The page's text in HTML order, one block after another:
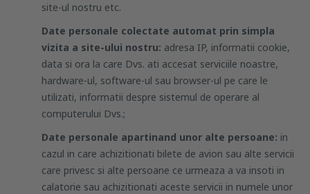
site-ul nostru etc.
Date personale colectate automat prin simpla
vizita a site-ului nostru: adresa IP, informatii cookie,
data si ora la care Dvs. ati accesat serviciile noastre,
hardware-ul, software-ul sau browser-ul pe care le
utilizati, informatii despre sistemul de operare al
computerului Dvs.;
Date personale apartinand unor alte persoane: in
cazul in care achizitionati bilete de avion sau alte servicii
care privesc si alte persoane ce urmeaza a va insoti in
calatorie sau achizitionati aceste servicii in numele unor